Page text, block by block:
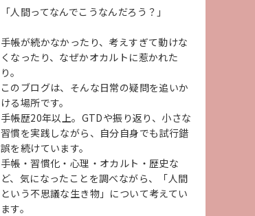
「人間ってなんでこうなんだろう？」
手帳が続かなかったり、考えすぎて動けな
くなったり、なぜかオカルトに惹かれた
り。
このブログは、そんな日常の疑問を追いか
ける場所です。
手帳歴20年以上。GTDや振り返り、小さな
習慣を実践しながら、自分自身でも試行錯
誤を続けています。
手帳・習慣化・心理・オカルト・歴史な
ど、気になったことを調べながら、「人間
という不思議な生き物」について考えてい
ます。